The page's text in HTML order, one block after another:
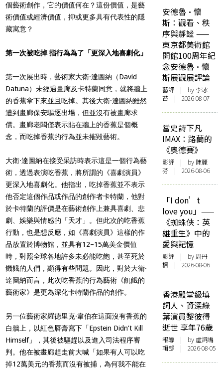
個藝術創作，它的價值何在？這份價值，是藝
術價值或經濟價值，抑或更多具有代表性的隱
藏寓意？
第一次被吃掉 指行為為了「更深入地喜劇化」
第一次展出時，藝術家大衛·達圖納（David
Datuna）未經過畫廊及卡特蘭同意，就將牆上
的香蕉拿下來並且吃掉。其後大衛·達圖納雖然
遭到畫廊保安驅逐出場，但並沒有被畫廊求
償。畫廊老闆僅表示貼在牆上的香蕉是個概
念，而吃掉香蕉的行為並未摧毀藝術。
大衛·達圖納在接受采訪時表示這是一個行為藝
術，透過表演吃香蕉，將所謂的《喜劇演員》
更深入地喜劇化。他指出，吃掉香蕉並不表示
他否定這個作品或作品的創作者卡特蘭，他對
於卡特蘭的評價是在藝術創作上兼具喜劇、悲
劇、娛樂與情感的「天才」。但此次的吃香蕉
行動，也是想反應，如《喜劇演員》這樣的作
品放置於博物館，並具有12–15萬美金價值
時，對照全球各地許多未必能吃飽，甚至死於
饑餓的人們，顯得有些問題。因此，對於大衛·
達圖納而言，此次吃香蕉的行為藝術《飢餓的
藝術家》是更為深化卡特蘭作品的創作。
另一位藝術家羅德里克·韋伯在這面沒有香蕉的
白牆上，以紅色唇膏寫下「Epstein Didn’t Kill
Himself」，其後被驅趕以及進入司法程序審
判。他在被畫廊趕走前大喊「如果有人可以吃
掉12萬美元的香蕉而沒有被捕，為何我不能在
安德魯·懷
斯：觀看、秩
序與靜謐 ——
東京都美術館
開館100周年紀
念安德魯·懷
斯展觀展評論
藝評 | by 李冰
苔 | 2026-08-07
當史詩下凡
IMAX：路蘭的
《奧德賽》
影評 | by 陳麗
芬 | 2026-08-06
「I don’t
love you」——
《蜘蛛俠：英
雄重生》中的
愛與記憶
影評 | by周丹
楓 | 2026-08-06
香港殿堂級填
詞人、資深綠
葉演員黎彼得
逝世 享年76歲
報導 | by 虛詞編
輯部 | 2026-08-05